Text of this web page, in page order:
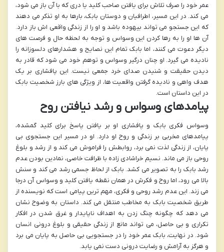
عمر خود را صرف تلاش برای یافتن صاحب کلید یا دری که با آن باز می شود،
می کند. در این مسیر، اطرافیان و دوستان بابک، بارها به او تذکر می دهند
که این جستجو می تواند بیهوده باشد و او را از زندگی واقعی اش باز دارد.
آن ها او را به رها کردن این وسواس و توجه به لحظه حال و فرصت های
دیگر دعوت می کنند، اما بابک تمام این نصایح و هشدارهای دلسوزانه را
نادیده می گیرد. او چنان درگیر وسواس و توهم خود می شود که قادر به
دیدن حقیقت و شنیدن صدای خرد جمعی نیست. این پافشاری بر یک
هدف واهی و نادیده گرفتن واقعیت ها، از ویژگی های بارز شخصیت بابک
در این داستان است.
پیامدهای وسواس و رشد نیافتن روح
وسواس فکری بابک و پافشاری او بر یافتن پاسخ برای کلید گمشده،
پیامدهای مخربی بر زندگی و روح او دارد. او در مسیر این جستجوی بی
پایان، از زندگی لذت نمی برد، روابطش را فراموش می کند و از رشد و بلوغ
روحی باز می ماند. نسیم خراشادی زاده با ظرافت خاصی، نمادین بودن عدم
رشد بابک را به تصویر می کشد. بابک از لحاظ جسمی رشد می کند و سنش
بالا می رود، اما روح و فکرش در همان نقطه یافتن کلید و وسواس آن درجا
می زند. این عدم رشد روحی و فکری، مهم ترین پیامی است که نویسنده از
طریق شخصیت بابک به مخاطب منتقل می کند. داستان به وضوح نشان
می دهد که چگونه چنگ زدن به اهداف ناپایدار و غرق شدن در افکار
تکراری و بی حاصل، می تواند مانع از زندگی حقیقی و بلوغ درونی انسان
شود. در نهایت، بابک عمر خود را در جستجویی بی حاصل به پایان می برد
و هرگز به آرامش و رضایت درونی دست نمی یابد.